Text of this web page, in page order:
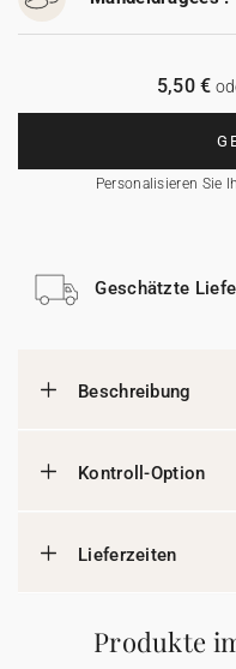
Personalisieren Sie
5,50 €
Geschätzte
Beschreibung
Kontroll-Option
Lieferzeiten
Produkte